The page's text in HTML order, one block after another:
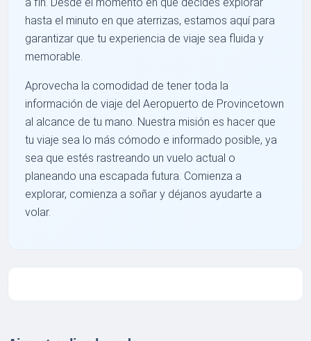
a fin. Desde el momento en que decides explorar
hasta el minuto en que aterrizas, estamos aquí para
garantizar que tu experiencia de viaje sea fluida y
memorable.
Aprovecha la comodidad de tener toda la
información de viaje del Aeropuerto de Provincetown
al alcance de tu mano. Nuestra misión es hacer que
tu viaje sea lo más cómodo e informado posible, ya
sea que estés rastreando un vuelo actual o
planeando una escapada futura. Comienza a
explorar, comienza a soñar y déjanos ayudarte a
volar.